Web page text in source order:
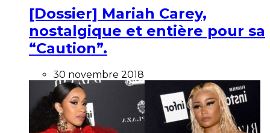
[Dossier] Mariah Carey,
nostalgique et entière pour sa
“Caution”.
30 novembre 2018